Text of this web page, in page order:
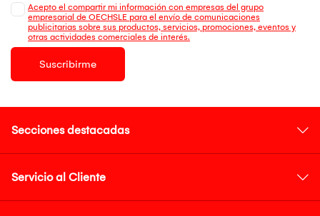
Acepto el compartir mi información con empresas del grupo
empresarial de OECHSLE para el envío de comunicaciones
publicitarias sobre sus productos, servicios, promociones, eventos y
otras actividades comerciales de interés.
Suscribirme
Secciones destacadas
Servicio al Cliente